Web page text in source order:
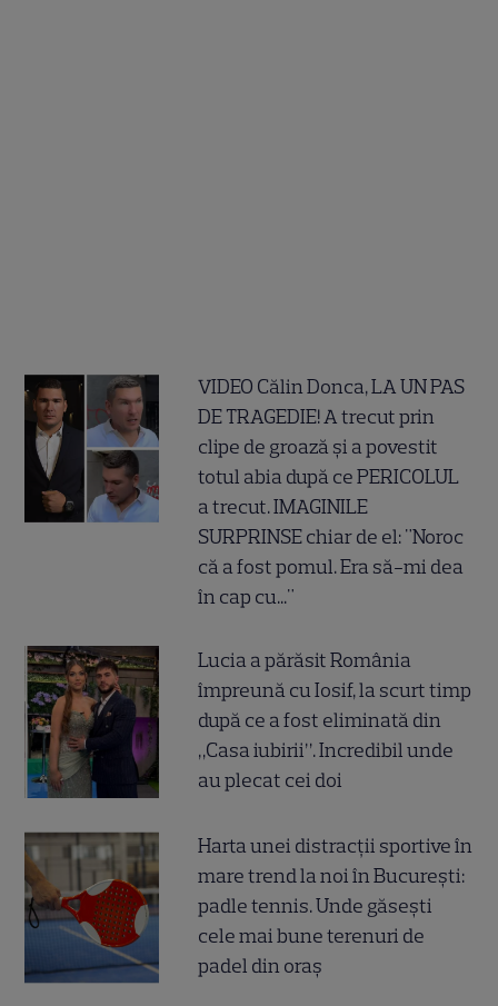
VIDEO Călin Donca, LA UN PAS
DE TRAGEDIE! A trecut prin
clipe de groază și a povestit
totul abia după ce PERICOLUL
a trecut. IMAGINILE
SURPRINSE chiar de el: "Noroc
că a fost pomul. Era să-mi dea
în cap cu..."
Lucia a părăsit România
împreună cu Iosif, la scurt timp
după ce a fost eliminată din
„Casa iubirii”. Incredibil unde
au plecat cei doi
Harta unei distracții sportive în
mare trend la noi în București:
padle tennis. Unde găsești
cele mai bune terenuri de
padel din oraș